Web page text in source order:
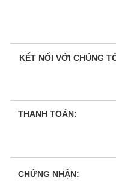
KẾT NỐI VỚI CHÚNG
THANH TOÁN:
CHỨNG NHẬN: